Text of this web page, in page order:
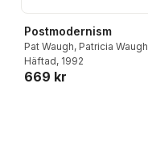
Postmodernism
Pat Waugh, Patricia Waugh
Häftad, 1992
669 kr